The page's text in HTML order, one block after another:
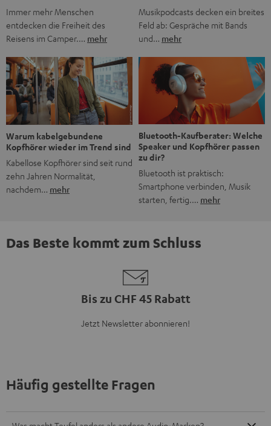
Immer mehr Menschen
entdecken die Freiheit des
Reisens im Camper.… mehr
Musikpodcasts decken ein breites
Feld ab: Gespräche mit Bands
und… mehr
Warum kabelgebundene
Kopfhörer wieder im Trend sind
Kabellose Kopfhörer sind seit rund
zehn Jahren Normalität,
nachdem… mehr
Bluetooth-Kaufberater: Welche
Speaker und Kopfhörer passen
zu dir?
Bluetooth ist praktisch:
Smartphone verbinden, Musik
starten, fertig.… mehr
Das Beste kommt zum Schluss
Bis zu CHF 45 Rabatt
Jetzt Newsletter abonnieren!
Häufig gestellte Fragen